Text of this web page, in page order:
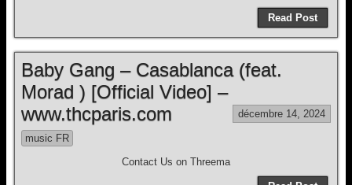
Read Post
Baby Gang – Casablanca (feat.
Morad ) [Official Video] –
www.thcparis.com
décembre 14, 2024
music FR
Contact Us on Threema